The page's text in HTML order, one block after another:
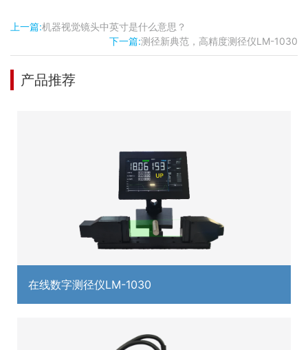
上一篇:机器视觉镜头中英寸是什么意思？
下一篇:测径新典范，高精度测径仪LM-1030
产品推荐
在线数字测径仪LM-1030